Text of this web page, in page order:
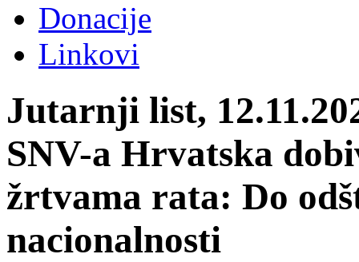
Donacije
Linkovi
Jutarnji list,
SNV-a Hrvatska
žrtvama rata: Do
nacionalnosti